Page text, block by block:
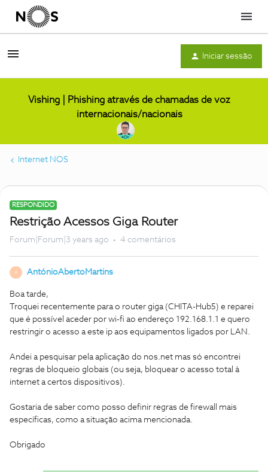
Menu
Iniciar sessão
Vishing | Phishing através de chamadas de voz
internacionais/nacionais
Internet NOS
RESPONDIDO
Restrição Acessos Giga Router
Forum|Forum|3 years ago 4 comentários
A AntónioAbertoMartins
Boa tarde,
Troquei recentemente para o router giga (CHITA-Hub5) e reparei
que é possível aceder por wi-fi ao endereço 192.168.1.1 e quero
restringir o acesso a este ip aos equipamentos ligados por LAN.
Andei a pesquisar pela aplicação do nos.net mas só encontrei
regras de bloqueio globais (ou seja, bloquear o acesso total à
internet a certos dispositivos).
Gostaria de saber como posso definir regras de firewall mais
específicas, como a situação acima mencionada.
Obrigado